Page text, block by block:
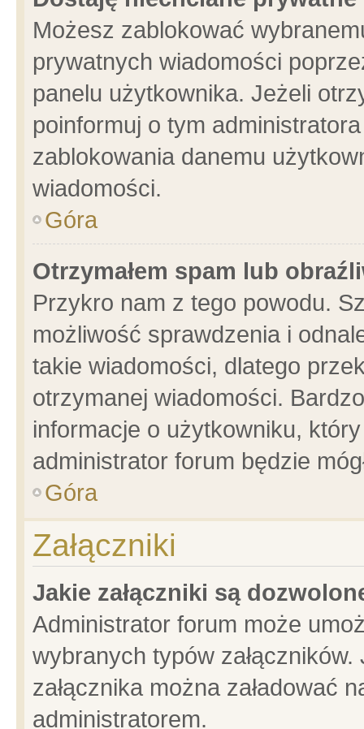
Możesz zablokować
prywatnych wiadomości
panelu użytkownika. Jeżeli
poinformuj o tym
zablokowania danemu
wiadomości.
Góra
Otrzymałem spam lub
Przykro nam z tego powodu.
możliwość sprawdzenia i
takie wiadomości, dlatego
otrzymanej wiadomości.
informacje o użytkowniku,
administrator forum będzie
Góra
Załączniki
Jakie załączniki są
Administrator forum może
wybranych typów
załącznika można załadować
administratorem.